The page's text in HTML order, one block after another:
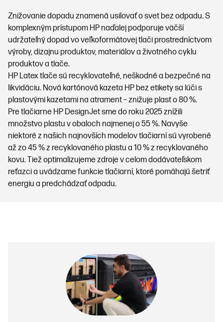
Znižovanie dopadu znamená usilovať o svet bez odpadu. S
komplexným prístupom HP naďalej podporuje väčší
udržateľný dopad vo veľkoformátovej tlači prostredníctvom
výroby, dizajnu produktov, materiálov a životného cyklu
produktov a tlače.
HP Latex tlače sú recyklovateľné, neškodné a bezpečné na
likvidáciu. Nová kartónová kazeta HP bez etikety sa lúči s
plastovými kazetami na atrament – znižuje plast o 80 %.
Pre tlačiarne HP DesignJet sme do roku 2025 znížili
množstvo plastu v obaloch najmenej o 55 %. Navyše
niektoré z našich najnovších modelov tlačiarní sú vyrobené
až zo 45 % z recyklovaného plastu a 10 % z recyklovaného
kovu. Tiež optimalizujeme zdroje v celom dodávateľskom
reťazci a uvádzame funkcie tlačiarní, ktoré pomáhajú šetriť
energiu a predchádzať odpadu.